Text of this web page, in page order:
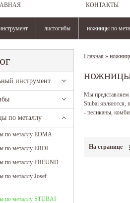
КОНТАКТЫ
листогибы ножницы по
инструмент
по металлу
по металлу EDMA
по металлу ERDI
по металлу FREUND
по металлу Josef
по металлу STUBAI
Главная »
Мы
Stubai являются,
- пеликаны,
На странице